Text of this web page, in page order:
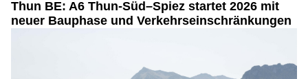
Thun BE: A6 Thun-Süd–Spiez startet 2026 mit
neuer Bauphase und Verkehrseinschränkungen